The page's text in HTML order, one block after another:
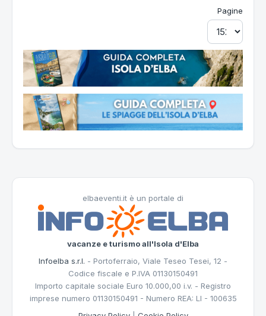
Pagine
elbaeventi.it è un portale di
vacanze e turismo all'Isola d'Elba
Infoelba s.r.l. - Portoferraio, Viale Teseo Tesei, 12 -
Codice fiscale e P.IVA 01130150491
Importo capitale sociale Euro 10.000,00 i.v. - Registro
imprese numero 01130150491 - Numero REA: LI - 100635